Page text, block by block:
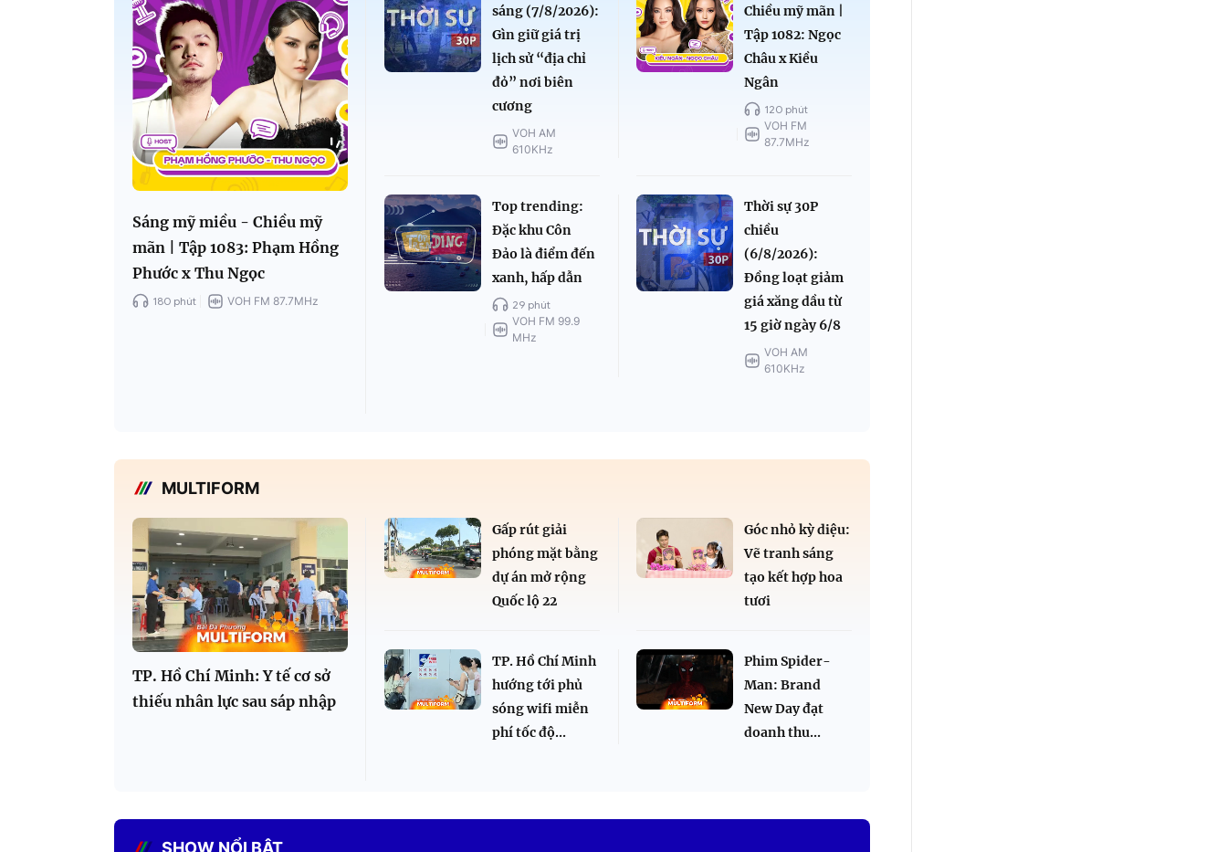
Sáng mỹ miều - Chiều mỹ
mãn | Tập 1083: Phạm Hồng
Phước x Thu Ngọc
180 phút VOH FM 87.7MHz
sáng (7/8/2026):
Gìn giữ giá trị
lịch sử “địa chỉ
đỏ” nơi biên
cương
VOH AM
610KHz
Chiều mỹ mãn |
Tập 1082: Ngọc
Châu x Kiều
Ngân
120 phút
VOH FM
87.7MHz
Top trending:
Đặc khu Côn
Đảo là điểm đến
xanh, hấp dẫn
29 phút
VOH FM 99.9
MHz
Thời sự 30P
chiều
(6/8/2026):
Đồng loạt giảm
giá xăng dầu từ
15 giờ ngày 6/8
VOH AM
610KHz
MULTIFORM
TP. Hồ Chí Minh: Y tế cơ sở
thiếu nhân lực sau sáp nhập
Gấp rút giải
phóng mặt bằng
dự án mở rộng
Quốc lộ 22
Góc nhỏ kỳ diệu:
Vẽ tranh sáng
tạo kết hợp hoa
tươi
TP. Hồ Chí Minh
hướng tới phủ
sóng wifi miễn
phí tốc độ...
Phim Spider-
Man: Brand
New Day đạt
doanh thu...
SHOW NỔI BẬT